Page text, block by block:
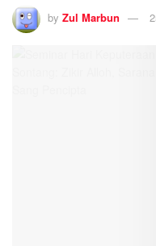
by Zul Marbun